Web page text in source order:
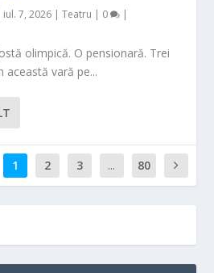
iul. 7, 2026 |Teatru | 0 |
olimpică. O pensionară. Trei
această vară pe...
1 2 3 ... 80